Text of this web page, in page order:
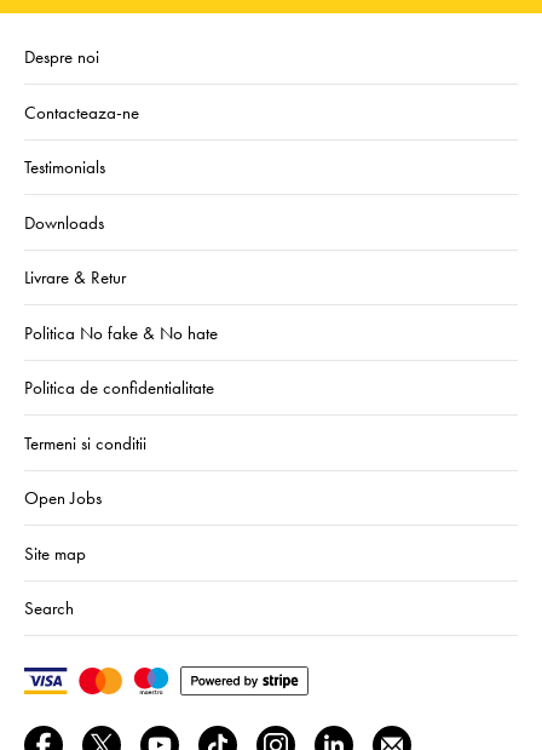
Despre noi
Contacteaza-ne
Testimonials
Downloads
Livrare & Retur
Politica No fake & No hate
Politica de confidentialitate
Termeni si conditii
Open Jobs
Site map
Search